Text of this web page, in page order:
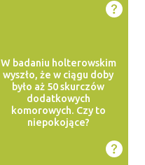
W badaniu holterowskim
wyszło, że w ciągu doby
było aż 50 skurczów
dodatkowych
komorowych. Czy to
niepokojące?